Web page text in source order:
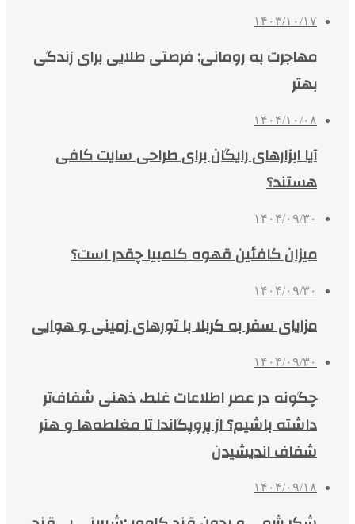
۱۴۰۳/۱۰/۱۷
مهاجرت به رومانی: فرصتی طلایی برای زندگی
بهتر
۱۴۰۴/۱۰/۰۸
آیا ابزارهای رایگان برای طراحی سایت کافی
هستند؟
۱۴۰۴/۰۹/۳۰
میزان کافئین قهوه کلمبیا چقدر است؟
۱۴۰۴/۰۹/۳۰
مزایای سفر به کربلا با تورهای زمینی و هوایی
۱۴۰۴/۰۹/۳۰
چگونه در عصر اطلاعات غلط، ذهنی شفاف‌تر
داشته باشیم؟ از پروپگاندا تا مغلطه‌ها و هنر
شفاف اندیشیدن
۱۴۰۴/۰۹/۱۸